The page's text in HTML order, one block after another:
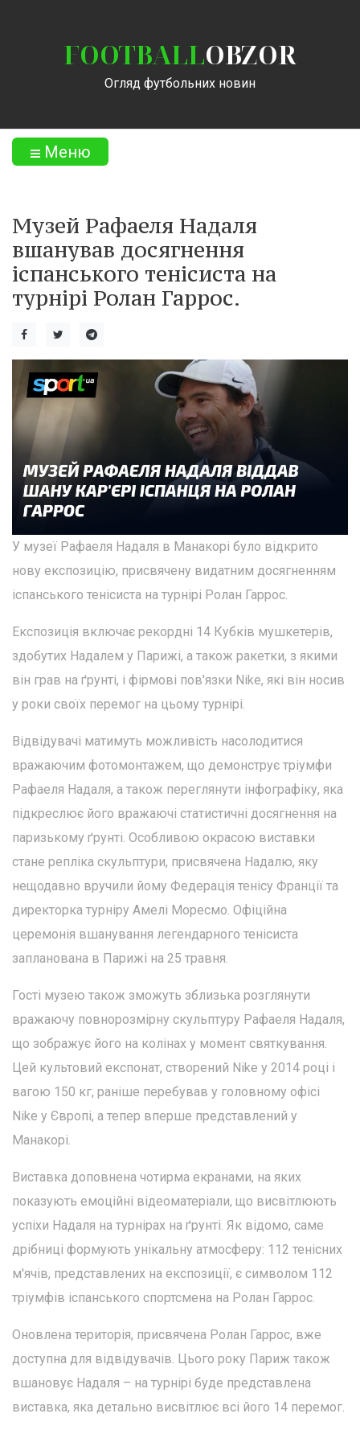
FOOTBALLOBZOR
Огляд футбольних новин
Меню
Музей Рафаеля Надаля
вшанував досягнення
іспанського тенісиста на
турнірі Ролан Гаррос.
У музеї Рафаеля Надаля в Манакорі було відкрито
нову експозицію, присвячену видатним досягненням
іспанського тенісиста на турнірі Ролан Гаррос.
Експозиція включає рекордні 14 Кубків мушкетерів,
здобутих Надалем у Парижі, а також ракетки, з якими
він грав на ґрунті, і фірмові пов'язки Nike, які він носив
у роки своїх перемог на цьому турнірі.
Відвідувачі матимуть можливість насолодитися
вражаючим фотомонтажем, що демонструє тріумфи
Рафаеля Надаля, а також переглянути інфографіку, яка
підкреслює його вражаючі статистичні досягнення на
паризькому ґрунті. Особливою окрасою виставки
стане репліка скульптури, присвячена Надалю, яку
нещодавно вручили йому Федерація тенісу Франції та
директорка турніру Амелі Моресмо. Офіційна
церемонія вшанування легендарного тенісиста
запланована в Парижі на 25 травня.
Гості музею також зможуть зблизька розглянути
вражаючу повнорозмірну скульптуру Рафаеля Надаля,
що зображує його на колінах у момент святкування.
Цей культовий експонат, створений Nike у 2014 році і
вагою 150 кг, раніше перебував у головному офісі
Nike у Європі, а тепер вперше представлений у
Манакорі.
Виставка доповнена чотирма екранами, на яких
показують емоційні відеоматеріали, що висвітлюють
успіхи Надаля на турнірах на ґрунті. Як відомо, саме
дрібниці формують унікальну атмосферу: 112 тенісних
м'ячів, представлених на експозиції, є символом 112
тріумфів іспанського спортсмена на Ролан Гаррос.
Оновлена територія, присвячена Ролан Гаррос, вже
доступна для відвідувачів. Цього року Париж також
вшановує Надаля – на турнірі буде представлена
виставка, яка детально висвітлює всі його 14 перемог.